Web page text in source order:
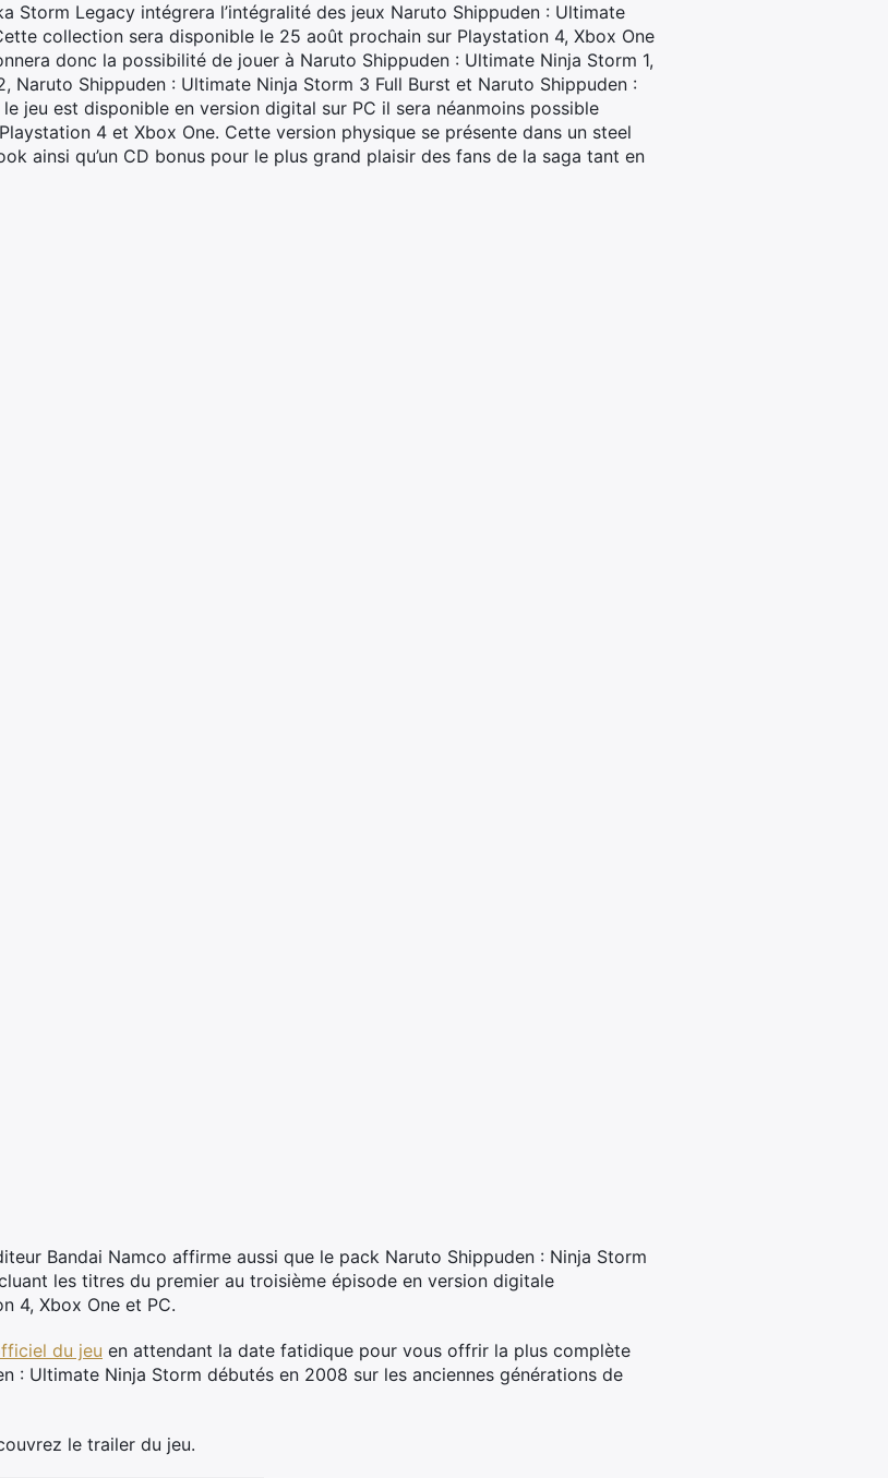
Storm Legacy intégrera l’intégralité des jeux Naruto Shippuden : Ultimate
collection sera disponible le 25 août prochain sur Playstation 4, Xbox One
donc la possibilité de jouer à Naruto Shippuden : Ultimate Ninja Storm 1,
Naruto Shippuden : Ultimate Ninja Storm 3 Full Burst et Naruto Shippuden :
jeu est disponible en version digital sur PC il sera néanmoins possible
4 et Xbox One. Cette version physique se présente dans un steel
ainsi qu’un CD bonus pour le plus grand plaisir des fans de la saga tant en
Bandai Namco affirme aussi que le pack Naruto Shippuden : Ninja Storm
les titres du premier au troisième épisode en version digitale
4, Xbox One et PC.
du jeu en attendant la date fatidique pour vous offrir la plus complète
: Ultimate Ninja Storm débutés en 2008 sur les anciennes générations de
le trailer du jeu.